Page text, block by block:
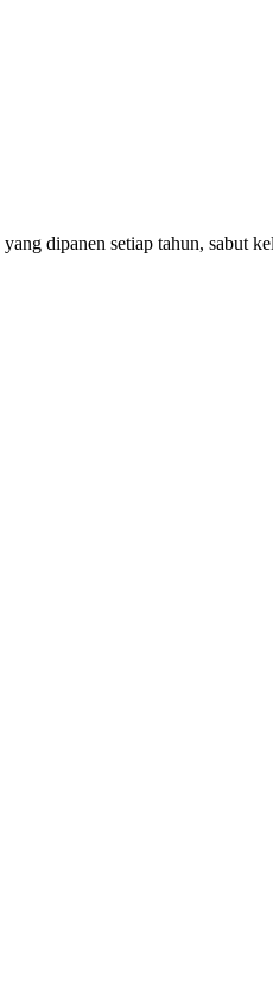
dipanen setiap tahun, sabut